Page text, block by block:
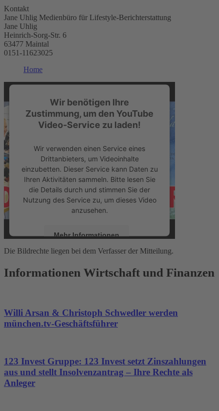
Kontakt
Jane Uhlig Medienbüro für Lifestyle-Berichterstattung
Jane Uhlig
Heinrich-Sorg-Str. 6
63477 Maintal
0151-11623025
Home
Wir benötigen Ihre
Zustimmung, um den YouTube
Video-Service zu laden!
Wir verwenden einen Service eines
Drittanbieters, um Videoinhalte
einzubetten. Dieser Service kann Daten zu
Ihren Aktivitäten sammeln. Bitte lesen Sie
die Details durch und stimmen Sie der
Nutzung des Service zu, um dieses Video
anzusehen.
Mehr Informationen
powered byUsercentrics Consent
Die Bildrechte liegen bei dem Verfasser der Mitteilung.
Informationen Wirtschaft und Finanzen
Willi Arsan & Christoph Schwedler werden
münchen.tv-Geschäftsführer
123 Invest Gruppe: 123 Invest setzt Zinszahlungen
aus und stellt Insolvenzantrag – Ihre Rechte als
Anleger